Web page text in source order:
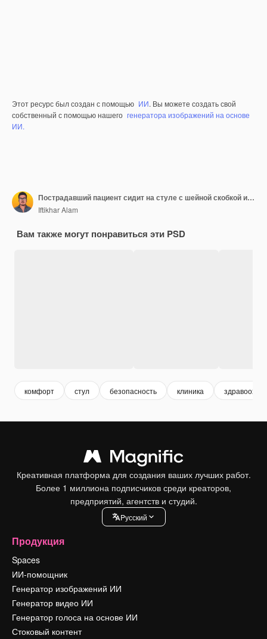
Этот ресурс был создан с помощью ИИ. Вы можете создать свой
собственный с помощью нашего генератора изображений на основе
ИИ.
Пострадавший пациент сидит на стуле с шейной скобкой и обернутым туловищем в клинической обстановке.
Iftikhar Alam
Вам также могут понравиться эти PSD
комфорт стул безопасность клиника
Креативная платформа для создания ваших лучших работ.
Более 1 миллиона подписчиков среди креаторов,
предприятий, агентств и студий.
Pусский
Продукция
Spaces
ИИ-помощник
Генератор изображений ИИ
Генератор видео ИИ
Генератор голоса на основе ИИ
Стоковый контент